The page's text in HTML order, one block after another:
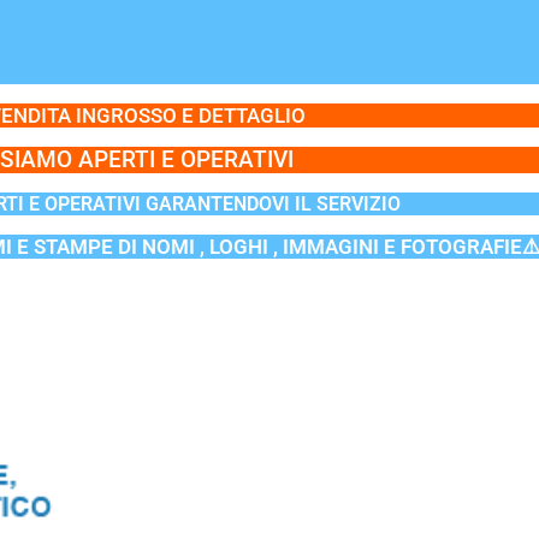
INGROSSO E DETTAGLIO
SIAMO APERTI E OPERATIVI
E OPERATIVI GARANTENDOVI IL SERVIZIO
E STAMPE DI NOMI , LOGHI , IMMAGINI E